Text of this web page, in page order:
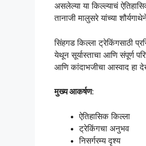
असलेल्या या किल्ल्याचं
तानाजी मालुसरे यांच्या
सिंहगड किल्ला ट्रेकिंगसाठी
येथून सूर्यास्ताचा आणि संपूर्ण
आणि कांदाभजीचा आस्वाद हा
मुख्य आकर्षण:
ऐतिहासिक किल्ला
ट्रेकिंगचा अनुभव
निसर्गरम्य दृश्य